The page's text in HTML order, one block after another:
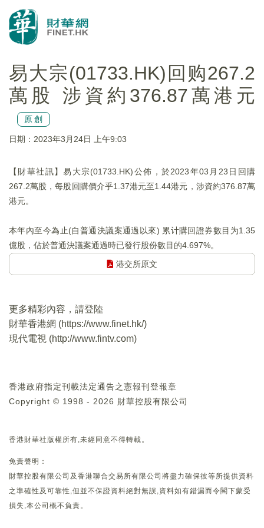
易大宗(01733.HK)回购267.2
萬股 涉資約376.87萬港元
原創
日期：2023年3月24日 上午9:03
【財華社訊】易大宗(01733.HK)公佈，於2023年03月23日回購
267.2萬股，每股回購價介乎1.37港元至1.44港元，涉資約376.87萬
港元。
本年內至今為止(自普通決議案通過以來) 累计購回證券數目为1.35
億股，佔於普通決議案通過時已發行股份數目的4.697%。
港交所原文
更多精彩內容，請登陸
財華香港網 (https://www.finet.hk/)
現代電視 (http://www.fintv.com)
香港政府指定刊載法定通告之憲報刊登報章
Copyright © 1998 - 2026 財華控股有限公司
香港財華社版權所有,未經同意不得轉載。
免責聲明：
財華控股有限公司及香港聯合交易所有限公司將盡力確保彼等所提供資料
之準確性及可靠性,但並不保證資料絕對無誤,資料如有錯漏而令閣下蒙受
損失,本公司概不負責。